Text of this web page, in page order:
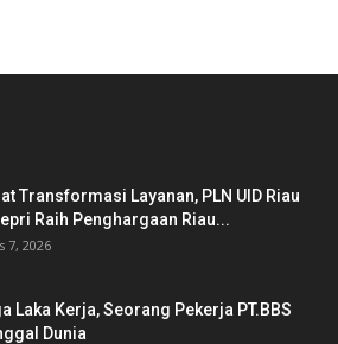
Transformasi Layanan, PLN UID Riau
Raih Penghargaan Riau...
7, 2026
Laka Kerja, Seorang Pekerja PT.BBS
Dunia